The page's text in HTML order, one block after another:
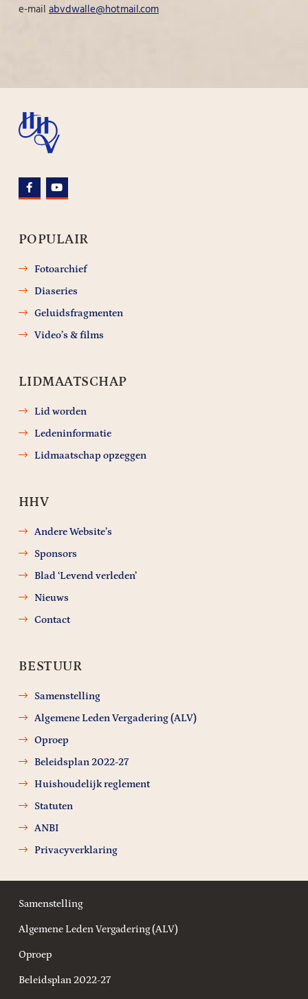
e-mail abvdwalle@hotmail.com
POPULAIR
Fotoarchief
Diaseries
Geluidsfragmenten
Video’s & films
LIDMAATSCHAP
Lid worden
Ledeninformatie
Lidmaatschap opzeggen
HHV
Andere Website’s
Sponsors
Blad ‘Levend verleden’
Nieuws
Contact
BESTUUR
Samenstelling
Algemene Leden Vergadering (ALV)
Oproep
Beleidsplan 2022-27
Huishoudelijk reglement
Statuten
ANBI
Privacyverklaring
Samenstelling
Algemene Leden Vergadering (ALV)
Oproep
Beleidsplan 2022-27